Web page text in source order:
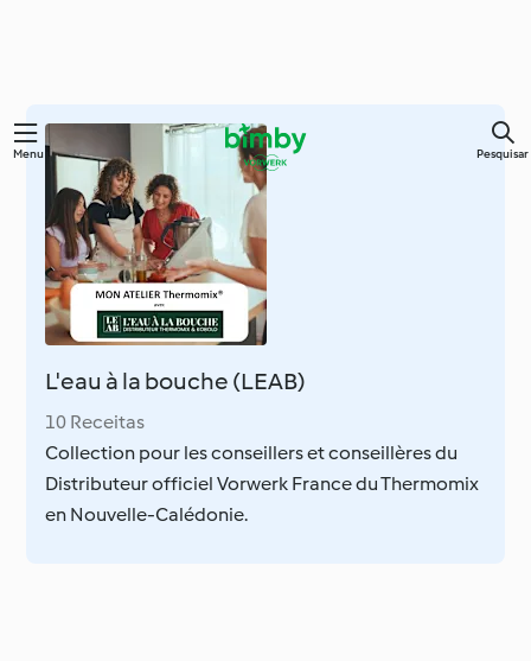
Saltar
conteúdo
principal
Menu Pesquisar
L'eau à la bouche (LEAB)
10 Receitas
Collection pour les conseillers et conseillères du
Distributeur officiel Vorwerk France du Thermomix
en Nouvelle-Calédonie.